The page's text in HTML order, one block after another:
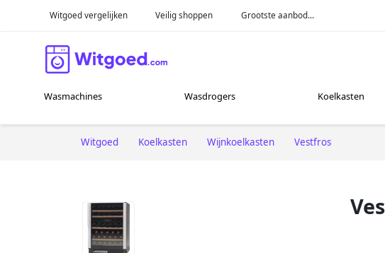
Witgoed vergelijken Veilig shoppen Grootste aanbod...
Wasmachines Wasdrogers Koelkasten
Witgoed Koelkasten Wijnkoelkasten Vestfros